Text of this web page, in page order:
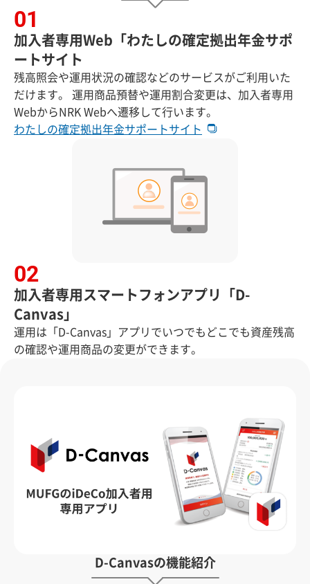
加入者専用Web「わたしの確定拠出年金サポ
ートサイト
残高照会や運用状況の確認などのサービスがご利用いた
だけます。 運用商品預替や運用割合変更は、加入者専用
WebからNRK Webへ遷移して行います。
わたしの確定拠出年金サポートサイト
加入者専用スマートフォンアプリ「D-
Canvas」
運用は「D-Canvas」アプリでいつでもどこでも資産残高
の確認や運用商品の変更ができます。
D-Canvasの機能紹介